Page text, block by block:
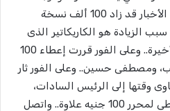
فى نهاية الشهر الأول بأن توزيع الأخبار قد زاد 100 ألف نسخة
سبب الزيادة هو الكاريكاتير الذى
ينشر فى الصفحتين الأولى والأخيرة.. وعلى الفور قررت إعطاء 100
ومصطفى حسين.. وعلى الفور ثار
وقتها إلى الرئيس السادات،
وقالوا له إن مصطفى أمين أعطى لمحرر 100 جنيه علاوة.. واتصل